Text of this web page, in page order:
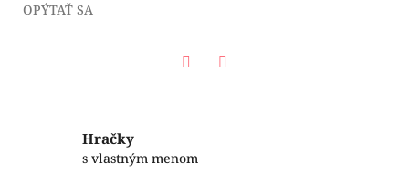
OPÝTAŤ SA
Hračky
s vlastným menom